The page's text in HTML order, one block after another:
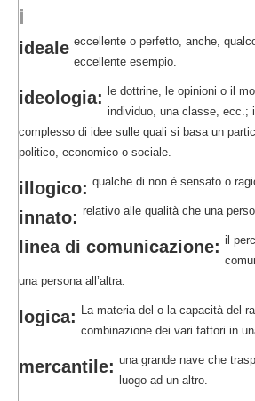
i
ideale eccellente o perfetto, anche,
eccellente esempio.
ideologia: le dottrine, le opinioni o il
individuo, una classe, ecc.;
complesso di idee sulle quali si basa un
politico, economico o sociale.
illogico: qualche di non è sensato o
innato: relativo alle qualità che una
linea di comunicazione: il
una persona all’altra.
logica: La materia del o la capacità del
combinazione dei vari fattori in
mercantile: una grande nave che
luogo ad un altro.